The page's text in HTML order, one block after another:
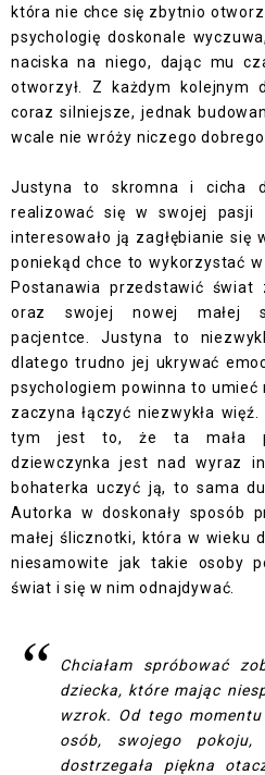
która nie chce się zbytnio
psychologię doskonale
naciska na niego, dając mu
otworzył. Z każdym kolejnym
coraz silniejsze, jednak
wcale nie wróży niczego dobrego.
Justyna to skromna i cicha
realizować się w swojej pasji
interesowało ją zagłębianie się
poniekąd chce to wykorzystać
Postanawia przedstawić świat
oraz swojej nowej małej
pacjentce. Justyna to
dlatego trudno jej ukrywać
psychologiem powinna to umieć
zaczyna łączyć niezwykła
tym jest to, że ta mała
dziewczynka jest nad wyraz
bohaterka uczyć ją, to sama
Autorka w doskonały sposób
małej ślicznotki, która w wieku
niesamowite jak takie osoby
świat i się w nim odnajdywać.
Chciałam spróbować
dziecka, które mając
wzrok. Od tego
osób, swojego
dostrzegała piękna